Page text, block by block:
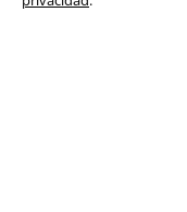
Eliminación de residuos